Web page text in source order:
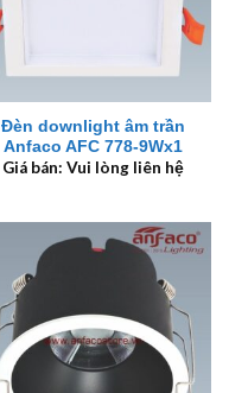
Đèn downlight âm trần
Anfaco AFC 778-9Wx1
Giá bán: Vui lòng liên hệ